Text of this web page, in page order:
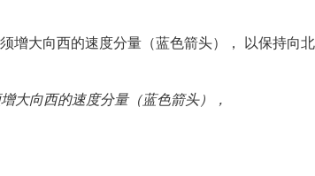
大向西的速度分量（蓝色箭头），